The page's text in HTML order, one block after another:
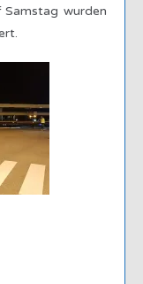
wurden